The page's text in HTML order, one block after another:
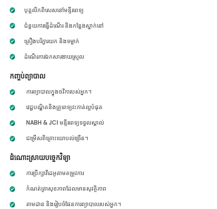
បុគ្គលិកពិសេសនៅមន្ទីរពេទ្យ
ជំនួយការធ្វើដំណើរ និងកន្លែងស្នាក់នៅ
គ្រឿងបរិក្ខារយក និងទម្លាក់
ដំណើរការឯកសារងាយស្រួល
កញ្ចប់ព្យាបាល
ការព្យាបាលក្នុងថវិការបស់អ្នក។
វេជ្ជបណ្ឌិតនិងគ្រូពេទ្យវះកាត់ល្អបំផុត
NABH & JCI មន្ទីរពេទ្យទទួលស្គាល់
ជម្រើសពិគ្រោះយោបល់ច្រើន។
ដំណោះស្រាយបច្ចេកវិទ្យា
ការប្រឹក្សាវីដេអូតាមតម្រូវការ
កំណត់ត្រាសុខភាពដែលមានសុវត្ថិភាព
តាមដាន និងរៀបចំផែនការព្យាបាលរបស់អ្នក។